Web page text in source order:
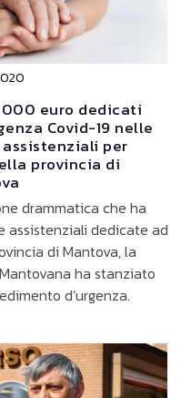
euro dedicati
Covid-19 nelle
per
provincia di
drammatica che ha
assistenziali dedicate ad
di Mantova, la
ha stanziato
d’urgenza.